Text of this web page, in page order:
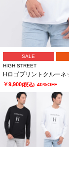
SALE
HIGH STREET
￥9,900(税込) 40%OFF